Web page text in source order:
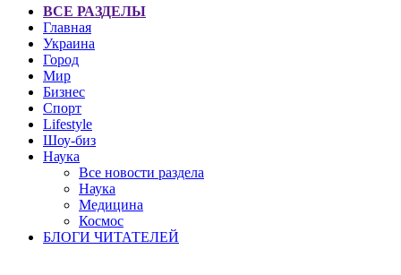
ВСЕ РАЗДЕЛЫ
Главная
Украина
Город
Мир
Бизнес
Спорт
Lifestyle
Шоу-биз
Наука
Все новости раздела
Наука
Медицина
Космос
БЛОГИ ЧИТАТЕЛЕЙ